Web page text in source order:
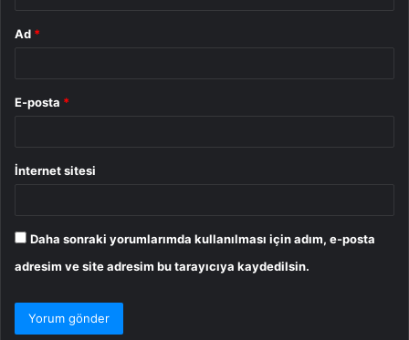
Ad *
E-posta *
İnternet sitesi
Daha sonraki yorumlarımda kullanılması için adım, e-posta
adresim ve site adresim bu tarayıcıya kaydedilsin.